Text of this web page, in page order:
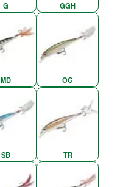
G GGH
MD OG
SB TR